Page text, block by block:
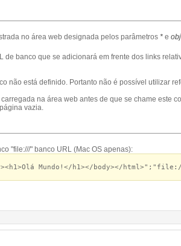
no área web designada pelos parâmetros * e
de banco que se adicionará em frente dos links
não está definido. Portanto não é possível utilizar
na área web antes de que se chame este
vazia.
"file:///" banco URL (Mac OS apenas):
Mundo!</h1></body></